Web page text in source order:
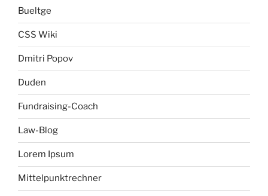
Bueltge
CSS Wiki
Dmitri Popov
Duden
Fundraising-Coach
Law-Blog
Lorem Ipsum
Mittelpunktrechner